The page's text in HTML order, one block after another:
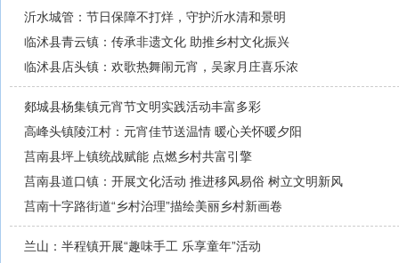
沂水城管：节日保障不打烊，守护沂水清和景明
临沭县青云镇：传承非遗文化 助推乡村文化振兴
临沭县店头镇：欢歌热舞闹元宵，吴家月庄喜乐浓
郯城县杨集镇元宵节文明实践活动丰富多彩
高峰头镇陵江村：元宵佳节送温情 暖心关怀暖夕阳
莒南县坪上镇统战赋能 点燃乡村共富引擎
莒南县道口镇：开展文化活动 推进移风易俗 树立文明新风
莒南十字路街道“乡村治理”描绘美丽乡村新画卷
兰山：半程镇开展“趣味手工 乐享童年”活动